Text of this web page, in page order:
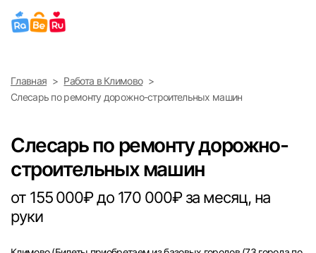
Найти работу Найти сотрудника
Выберите город
Санкт-Петербург
Екатеринбург
Главная
Работа в Климово
Слесарь по ремонту дорожно-строительных машин
Слесарь по ремонту дорожно-
строительных машин
от 155 000₽ до 170 000₽ за месяц, на
руки